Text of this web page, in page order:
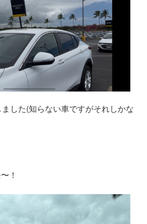
した(知らない車ですがそれしかな
！